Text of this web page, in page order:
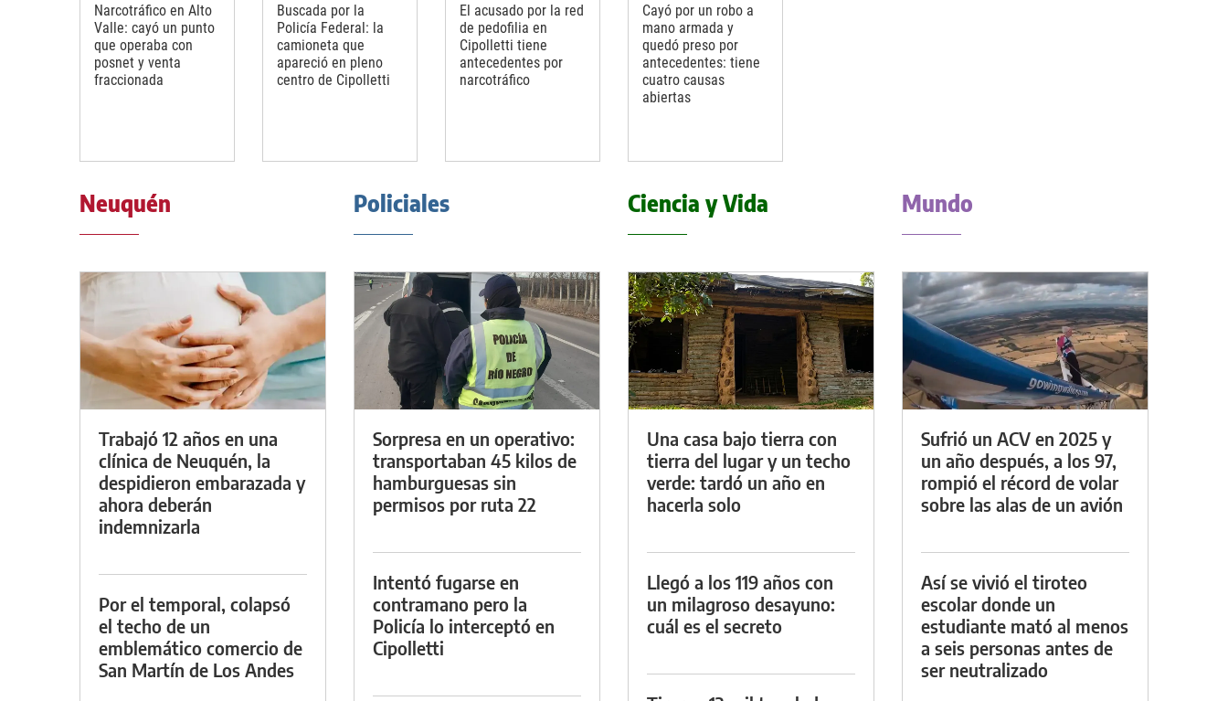
Narcotráfico en Alto
Valle: cayó un punto
que operaba con
posnet y venta
fraccionada
Buscada por la
Policía Federal: la
camioneta que
apareció en pleno
centro de Cipolletti
El acusado por la red
de pedofilia en
Cipolletti tiene
antecedentes por
narcotráfico
Cayó por un robo a
mano armada y
quedó preso por
antecedentes: tiene
cuatro causas
abiertas
Neuquén
Trabajó 12 años en una
clínica de Neuquén, la
despidieron embarazada y
ahora deberán
indemnizarla
Por el temporal, colapsó
el techo de un
emblemático comercio de
San Martín de Los Andes
Policiales
Sorpresa en un operativo:
transportaban 45 kilos de
hamburguesas sin
permisos por ruta 22
Intentó fugarse en
contramano pero la
Policía lo interceptó en
Cipolletti
Ciencia y Vida
Una casa bajo tierra con
tierra del lugar y un techo
verde: tardó un año en
hacerla solo
Llegó a los 119 años con
un milagroso desayuno:
cuál es el secreto
Mundo
Sufrió un ACV en 2025 y
un año después, a los 97,
rompió el récord de volar
sobre las alas de un avión
Así se vivió el tiroteo
escolar donde un
estudiante mató al menos
a seis personas antes de
ser neutralizado